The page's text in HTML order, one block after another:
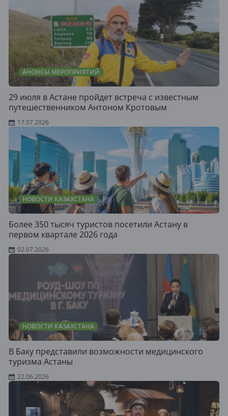
АНОНСЫ МЕРОПРИЯТИЙ
29 июля в Астане пройдет встреча с известным
путешественником Антоном Кротовым
17.07.2026
НОВОСТИ КАЗАХСТАНА
Более 350 тысяч туристов посетили Астану в
первом квартале 2026 года
02.07.2026
НОВОСТИ КАЗАХСТАНА
В Баку представили возможности медицинского
туризма Астаны
22.06.2026